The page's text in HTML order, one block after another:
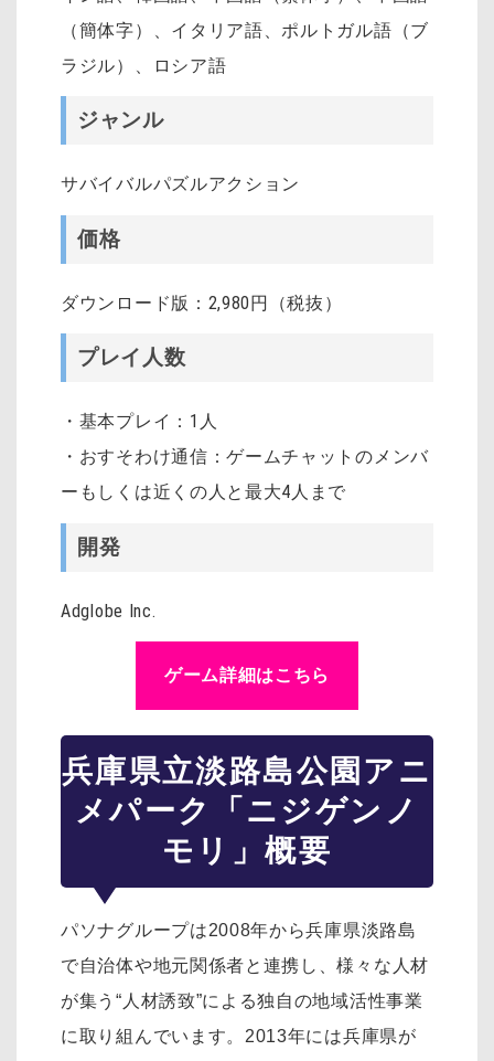
（簡体字）、イタリア語、ポルトガル語（ブ
ラジル）、ロシア語
ジャンル
サバイバルパズルアクション
価格
ダウンロード版：2,980円（税抜）
プレイ人数
・基本プレイ：1人
・おすそわけ通信：ゲームチャットのメンバ
ーもしくは近くの人と最大4人まで
開発
Adglobe Inc.
ゲーム詳細はこちら
兵庫県立淡路島公園アニ
メパーク「ニジゲンノ
モリ」概要
パソナグループは2008年から兵庫県淡路島
で自治体や地元関係者と連携し、様々な人材
が集う“人材誘致”による独自の地域活性事業
に取り組んでいます。2013年には兵庫県が